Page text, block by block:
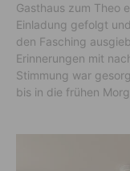
Gasthaus zum Theo
Einladung gefolgt
den Fasching
Erinnerungen mit
Stimmung war
bis in die frühen